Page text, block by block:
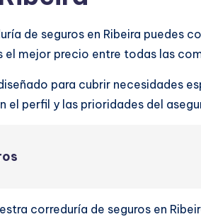
de seguros en Ribeira puedes
mejor precio entre todas las
para cubrir necesidades
el perfil y las prioridades del
correduría de seguros en